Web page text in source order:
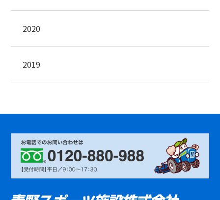
2020
2019